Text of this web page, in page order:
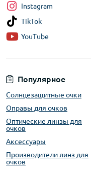
Популярное
Солнцезащитные очки
Оправы для очков
Оптические линзы для
очков
Аксессуары
Производители линз для
очков
Instagram
TikTok
YouTube